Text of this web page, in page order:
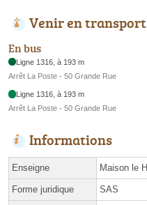
Venir en
En bus
Ligne 1316, à 193 m
Arrêt La Poste - 50 Grande Rue
Ligne 1316, à 193 m
Arrêt La Poste - 50 Grande Rue
Informations
Enseigne Maison le
Forme juridique SAS